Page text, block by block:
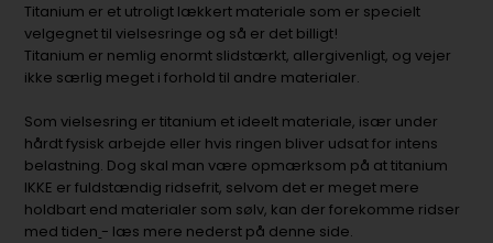
Titanium er et utroligt lækkert materiale som er specielt
velgegnet til vielsesringe og så er det billigt!
Titanium er nemlig enormt slidstærkt, allergivenligt, og vejer
ikke særlig meget i forhold til andre materialer.
Som vielsesring er titanium et ideelt materiale, især under
hårdt fysisk arbejde eller hvis ringen bliver udsat for intens
belastning. Dog skal man være opmærksom på at titanium
IKKE er fuldstændig ridsefrit, selvom det er meget mere
holdbart end materialer som sølv, kan der forekomme ridser
med tiden - læs mere nederst på denne side.